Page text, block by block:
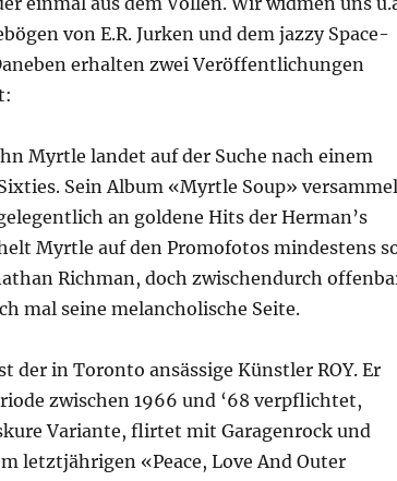
von E.R. Jurken und dem jazzy Space-
erhalten zwei Veröffentlichungen
Myrtle landet auf der Suche nach einem
Sein Album «Myrtle Soup»
an goldene Hits der Herman’s
Myrtle auf den Promofotos mindestens
Richman, doch zwischendurch
mal seine melancholische Seite.
der in Toronto ansässige Künstler ROY. Er
zwischen 1966 und ‘68 verpflichtet,
Variante, flirtet mit Garagenrock und
letztjährigen «Peace, Love And Outer